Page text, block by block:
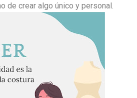
de crear algo único y personal.